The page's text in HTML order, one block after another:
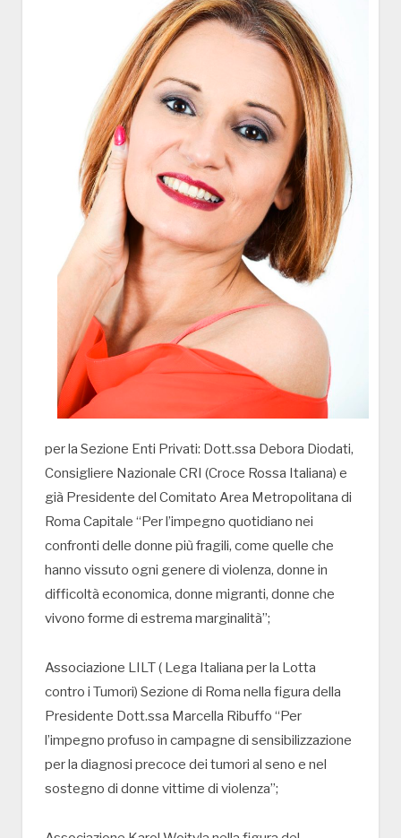
per la Sezione Enti Privati: Dott.ssa Debora Diodati,
Consigliere Nazionale CRI (Croce Rossa Italiana) e
già Presidente del Comitato Area Metropolitana di
Roma Capitale “Per l’impegno quotidiano nei
confronti delle donne più fragili, come quelle che
hanno vissuto ogni genere di violenza, donne in
difficoltà economica, donne migranti, donne che
vivono forme di estrema marginalità”;
Associazione LILT ( Lega Italiana per la Lotta
contro i Tumori) Sezione di Roma nella figura della
Presidente Dott.ssa Marcella Ribuffo “Per
l’impegno profuso in campagne di sensibilizzazione
per la diagnosi precoce dei tumori al seno e nel
sostegno di donne vittime di violenza”;